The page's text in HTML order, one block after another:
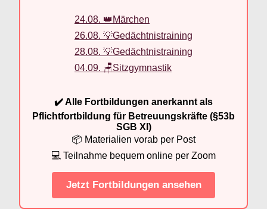
24.08. 👑Märchen
26.08. 💡Gedächtnistraining
28.08. 💡Gedächtnistraining
04.09. 🪑Sitzgymnastik
✔️ Alle Fortbildungen anerkannt als
Pflichtfortbildung für Betreuungskräfte (§53b
SGB XI)
📦 Materialien vorab per Post
💻 Teilnahme bequem online per Zoom
Jetzt Fortbildungen ansehen